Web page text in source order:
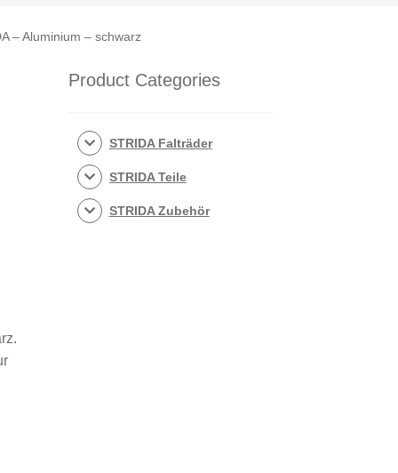
– Aluminium – schwarz
Product Categories
STRIDA Falträder
STRIDA Teile
STRIDA Zubehör